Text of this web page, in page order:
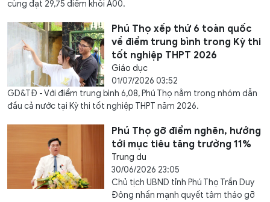
cùng đạt 29,75 điểm khối A00.
Phú Thọ xếp thứ 6 toàn quốc
về điểm trung bình trong Kỳ thi
tốt nghiệp THPT 2026
Giáo dục
01/07/2026 03:52
GD&TĐ - Với điểm trung bình 6,08, Phú Thọ nằm trong nhóm dẫn
đầu cả nước tại Kỳ thi tốt nghiệp THPT năm 2026.
Phú Thọ gỡ điểm nghẽn, hướng
tới mục tiêu tăng trưởng 11%
Trung du
30/06/2026 23:05
Chủ tịch UBND tỉnh Phú Thọ Trần Duy
Đông nhấn mạnh quyết tâm tháo gỡ